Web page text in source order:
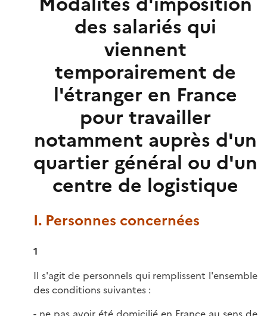
des salariés qui
viennent
temporairement de
l'étranger en France
pour travailler
notamment auprès d'un
quartier général ou d'un
centre de logistique
I. Personnes concernées
1
Il s'agit de personnels qui remplissent l'ensemble
des conditions suivantes :